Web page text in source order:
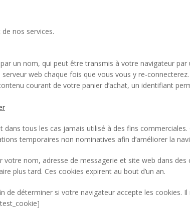
nos services.
un nom, qui peut être transmis à votre navigateur
web chaque fois que vous vous y re-
courant de votre panier d’achat, un identifiant
dans tous les cas jamais utilisé à des fins
temporaires non nominatives afin d’améliorer la
nom, adresse de messagerie et site web dans
plus tard. Ces cookies expirent au bout d’un an.
déterminer si votre navigateur accepte les cookies.